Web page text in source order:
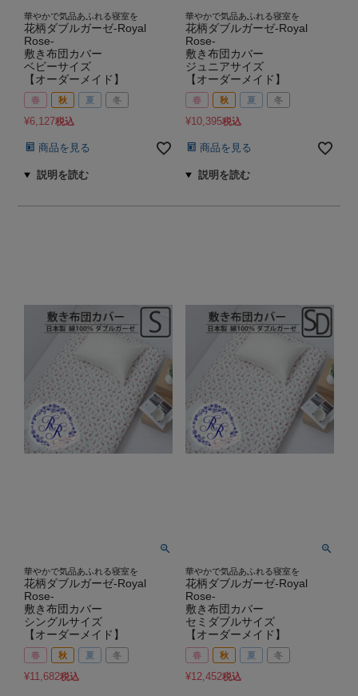
華やかで気品あふれる寝室を
花柄ダブルガーゼ-Royal
Rose-
敷き布団カバー
ベビーサイズ
【オーダーメイド】
春 秋 夏 冬
¥6,127税込
商品を見る
華やかで気品あふれる寝室を
花柄ダブルガーゼ-Royal
Rose-
敷き布団カバー
ジュニアサイズ
【オーダーメイド】
春 秋 夏 冬
¥10,395税込
商品を見る
華やかで気品あふれる寝室を
花柄ダブルガーゼ-Royal
Rose-
敷き布団カバー
シングルサイズ
【オーダーメイド】
春 秋 夏 冬
¥11,682税込
華やかで気品あふれる寝室を
花柄ダブルガーゼ-Royal
Rose-
敷き布団カバー
セミダブルサイズ
【オーダーメイド】
春 秋 夏 冬
¥12,452税込